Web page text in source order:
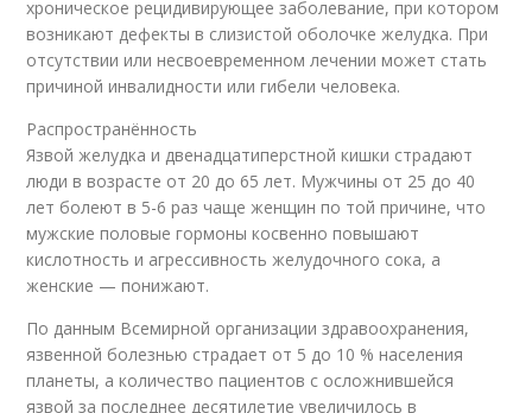
хроническое рецидивирующее заболевание, при котором
возникают дефекты в слизистой оболочке желудка. При
отсутствии или несвоевременном лечении может стать
причиной инвалидности или гибели человека.
Распространённость
Язвой желудка и двенадцатиперстной кишки страдают
люди в возрасте от 20 до 65 лет. Мужчины от 25 до 40
лет болеют в 5-6 раз чаще женщин по той причине, что
мужские половые гормоны косвенно повышают
кислотность и агрессивность желудочного сока, а
женские — понижают.
По данным Всемирной организации здравоохранения,
язвенной болезнью страдает от 5 до 10 % населения
планеты, а количество пациентов с осложнившейся
язвой за последнее десятилетие увеличилось в